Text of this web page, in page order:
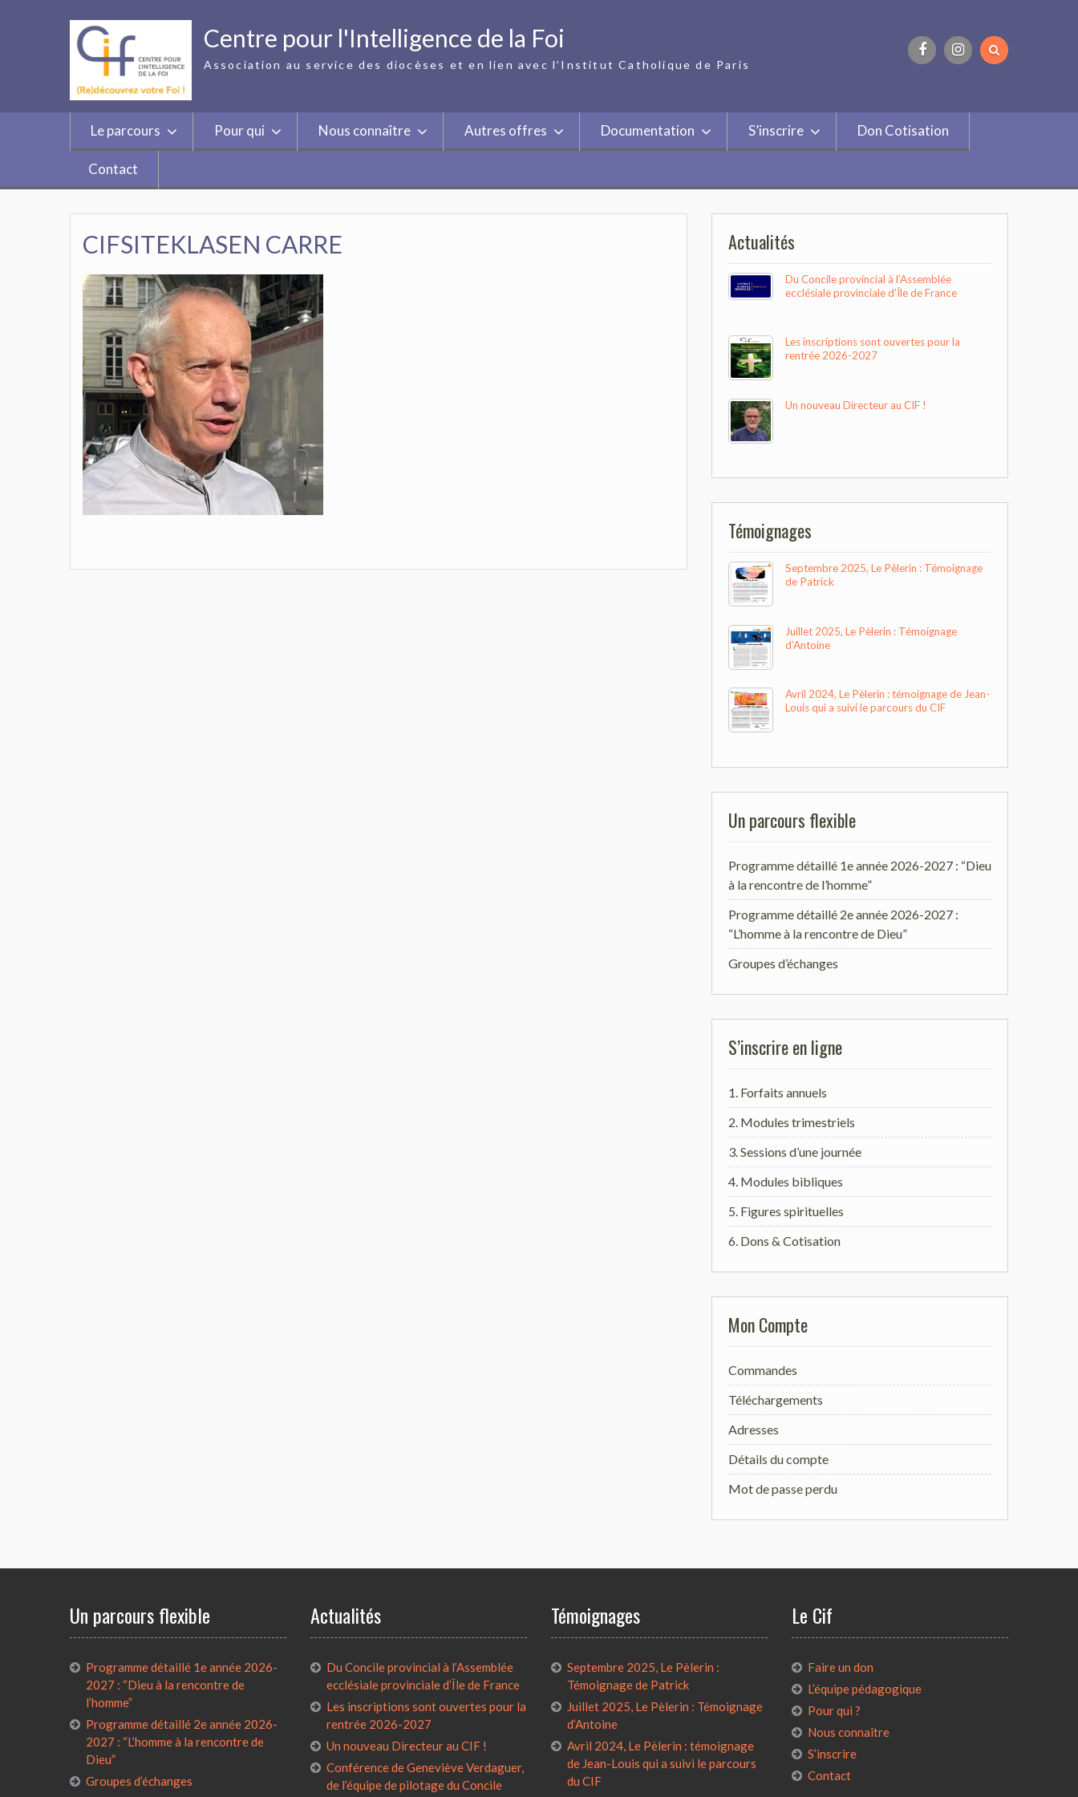
Centre pour l'Intelligence de la Foi
Association au service des diocèses et en lien avec l’Institut Catholique de Paris
Le parcours Pour qui Nous connaître Autres offres Documentation S’inscrire Don Cotisation
Contact
CIFSITEKLASEN CARRE Actualités
Du Concile provincial à l’Assemblée
ecclésiale provinciale d’Île de France
Les inscriptions sont ouvertes pour la
rentrée 2026-2027
Un nouveau Directeur au CIF !
Témoignages
Septembre 2025, Le Pèlerin : Témoignage
de Patrick
Juillet 2025, Le Pèlerin : Témoignage
d’Antoine
Avril 2024, Le Pèlerin : témoignage de Jean-
Louis qui a suivi le parcours du CIF
Un parcours flexible
Programme détaillé 1e année 2026-2027 : “Dieu
à la rencontre de l’homme”
Programme détaillé 2e année 2026-2027 :
“L’homme à la rencontre de Dieu”
Groupes d’échanges
S’inscrire en ligne
1. Forfaits annuels
2. Modules trimestriels
3. Sessions d’une journée
4. Modules bibliques
5. Figures spirituelles
6. Dons & Cotisation
Mon Compte
Commandes
Téléchargements
Adresses
Détails du compte
Mot de passe perdu
Un parcours flexible
Programme détaillé 1e année 2026-
2027 : “Dieu à la rencontre de
l’homme”
Programme détaillé 2e année 2026-
2027 : “L’homme à la rencontre de
Dieu”
Groupes d’échanges
Actualités
Du Concile provincial à l’Assemblée
ecclésiale provinciale d’Île de France
Les inscriptions sont ouvertes pour la
rentrée 2026-2027
Un nouveau Directeur au CIF !
Conférence de Geneviève Verdaguer,
de l’équipe de pilotage du Concile
Témoignages
Septembre 2025, Le Pèlerin :
Témoignage de Patrick
Juillet 2025, Le Pèlerin : Témoignage
d’Antoine
Avril 2024, Le Pèlerin : témoignage
de Jean-Louis qui a suivi le parcours
du CIF
Le Cif
Faire un don
L’équipe pédagogique
Pour qui ?
Nous connaître
S’inscrire
Contact